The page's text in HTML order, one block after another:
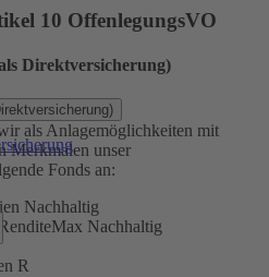
10 OffenlegungsVO
Direktversicherung)
als Anlagemöglichkeiten mit
Merkmalen unser
Fonds an:
Nachhaltig
Nachhaltig
R